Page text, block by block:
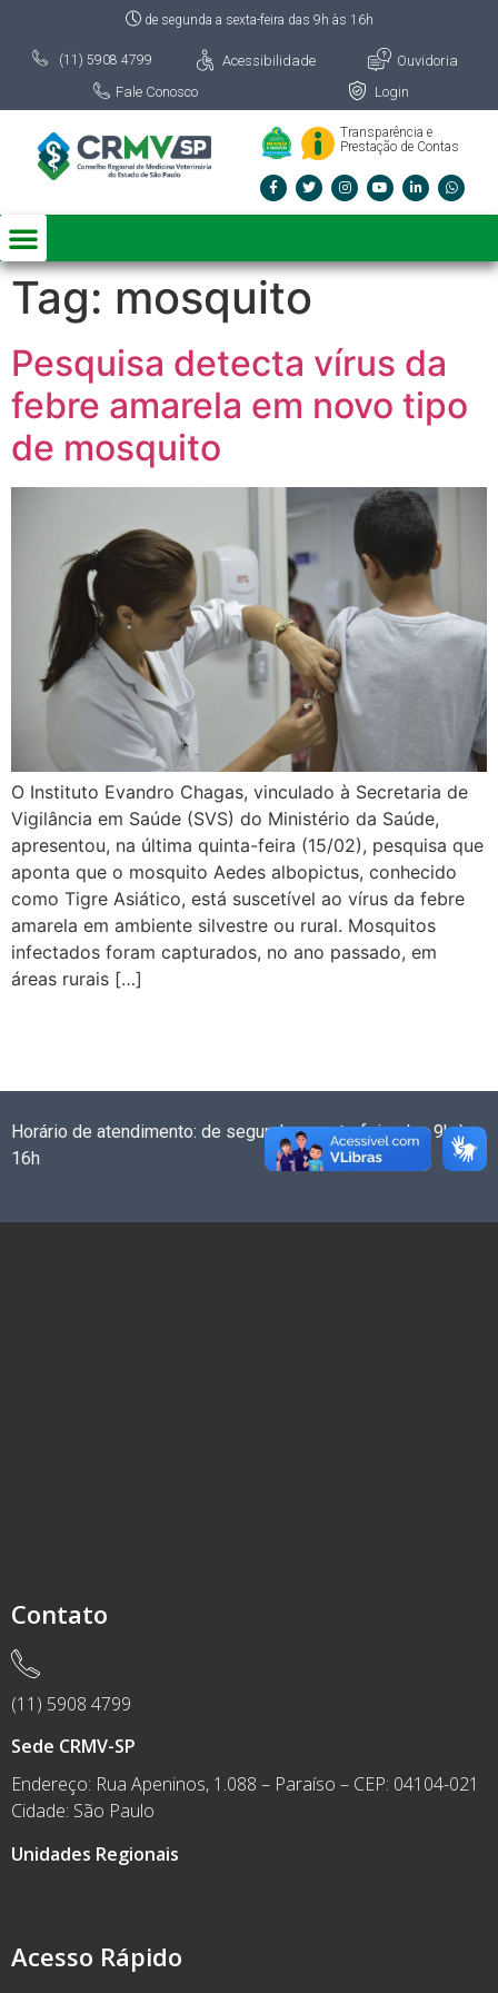
de segunda a sexta-feira das 9h às 16h
(11) 5908 4799 Acessibilidade
Ouvidoria
Fale Conosco
Login
Transparência e
Prestação de Contas
Tag: mosquito
Pesquisa detecta vírus da
febre amarela em novo tipo
de mosquito
O Instituto Evandro Chagas, vinculado à Secretaria de
Vigilância em Saúde (SVS) do Ministério da Saúde,
apresentou, na última quinta-feira (15/02), pesquisa que
aponta que o mosquito Aedes albopictus, conhecido
como Tigre Asiático, está suscetível ao vírus da febre
amarela em ambiente silvestre ou rural. Mosquitos
infectados foram capturados, no ano passado, em
áreas rurais […]
Horário de atendimento: de segunda a sexta-feira das 9h às
16h
Acesso Rápido
Contato
(11) 5908 4799
Sede CRMV-SP
Endereço: Rua Apeninos, 1.088 – Paraíso – CEP: 04104-021
Cidade: São Paulo
Unidades Regionais